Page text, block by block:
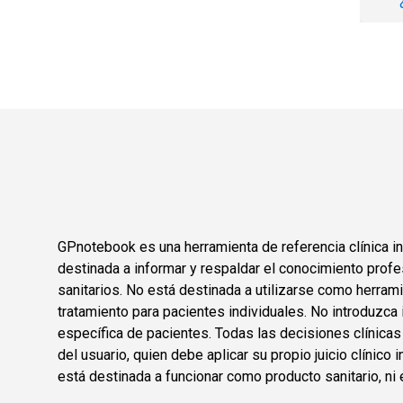
GPnotebook es una herramienta de referencia clínica
destinada a informar y respaldar el conocimiento
sanitarios. No está destinada a utilizarse como
tratamiento para pacientes individuales. No
específica de pacientes. Todas las decisiones
del usuario, quien debe aplicar su propio juicio clínico
está destinada a funcionar como producto sanitario, ni